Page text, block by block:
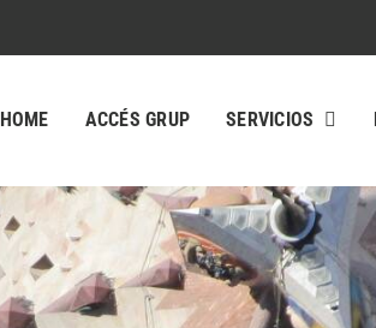
HOME ACCÉS GRUP SERVICIOS